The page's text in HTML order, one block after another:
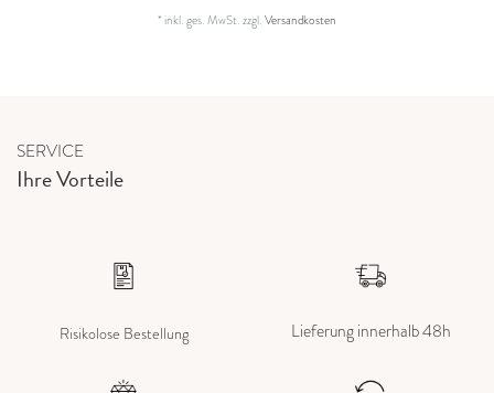
* inkl. ges. MwSt.zzgl.Versandkosten
SERVICE
Ihre Vorteile
Risikolose Bestellung Lieferung innerhalb 48h